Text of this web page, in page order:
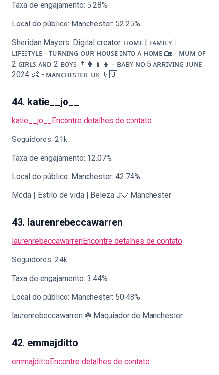
Taxa de engajamento: 5.28%
Local do público: Manchester: 52.25%
Sheridan Mayers. Digital creator. ʜᴏᴍᴇ | ꜰᴀᴍɪʟʏ |
ʟɪꜰᴇꜱᴛʏʟᴇ - ᴛᴜʀɴɪɴɢ ᴏᴜʀ ʜᴏᴜꜱᴇ ɪɴᴛᴏ ᴀ ʜᴏᴍᴇ 🏡 - ᴍᴜᴍ ᴏꜰ
2 ɢɪʀʟꜱ ᴀɴᴅ 2 ʙᴏʏꜱ 👨‍👩‍👧‍👦 - ʙᴀʙʏ ɴᴏ.5 ᴀʀʀɪᴠɪɴɢ ᴊᴜɴᴇ
2024 👶 - ᴍᴀɴᴄʜᴇꜱᴛᴇʀ, ᴜᴋ 🇬🇧
44. katie__jo__
katie__jo__ Encontre detalhes de contato
Seguidores: 21k
Taxa de engajamento: 12.07%
Local do público: Manchester: 42.74%
Moda | Estilo de vida | Beleza J🤍 Manchester
43. laurenrebeccawarren
laurenrebeccawarrenEncontre detalhes de contato
Seguidores: 24k
Taxa de engajamento: 3.44%
Local do público: Manchester: 50.48%
laurenrebeccawarren ☘️ Maquiador de Manchester
42. emmajditto
emmajdittoEncontre detalhes de contato